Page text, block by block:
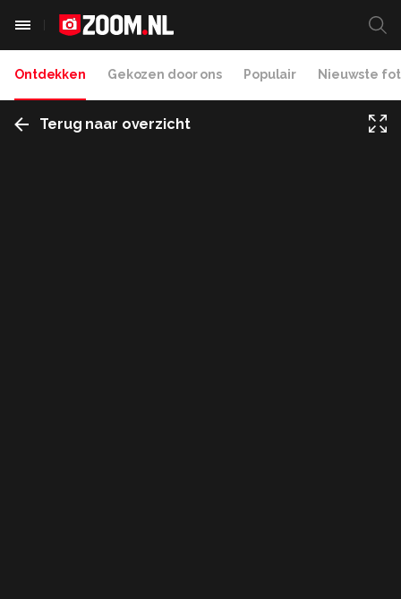
Ontdekken Gekozen door ons Populair Nieuwste
Terug naar overzicht